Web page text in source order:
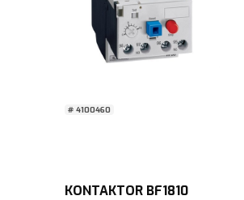
# 4100460
KONTAKTOR BF1810